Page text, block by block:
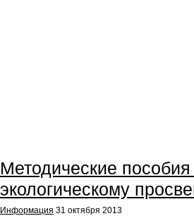
Методические
экологическому
Информация 31 октября 2013